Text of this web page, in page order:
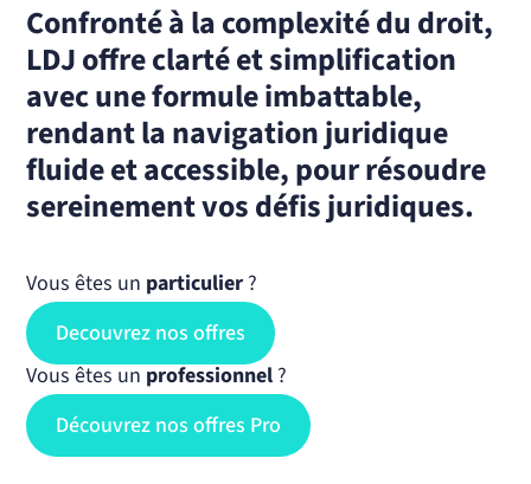
Confronté à la complexité du droit,
LDJ offre clarté et simplification
avec une formule imbattable,
rendant la navigation juridique
fluide et accessible, pour résoudre
sereinement vos défis juridiques.
Vous êtes un particulier ?
Decouvrez nos offres
Vous êtes un professionnel ?
Découvrez nos offres Pro